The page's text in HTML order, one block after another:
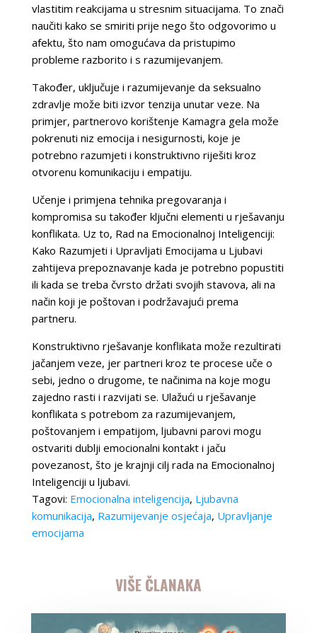
vlastitim reakcijama u stresnim situacijama. To znači
naučiti kako se smiriti prije nego što odgovorimo u
afektu, što nam omogućava da pristupimo
probleme razborito i s razumijevanjem.
Također, uključuje i razumijevanje da seksualno
zdravlje može biti izvor tenzija unutar veze. Na
primjer, partnerovo korištenje Kamagra gela može
pokrenuti niz emocija i nesigurnosti, koje je
potrebno razumjeti i konstruktivno riješiti kroz
otvorenu komunikaciju i empatiju.
Učenje i primjena tehnika pregovaranja i
kompromisa su također ključni elementi u rješavanju
konflikata. Uz to, Rad na Emocionalnoj Inteligenciji:
Kako Razumjeti i Upravljati Emocijama u Ljubavi
zahtijeva prepoznavanje kada je potrebno popustiti
ili kada se treba čvrsto držati svojih stavova, ali na
način koji je poštovan i podržavajući prema
partneru.
Konstruktivno rješavanje konflikata može rezultirati
jačanjem veze, jer partneri kroz te procese uče o
sebi, jedno o drugome, te načinima na koje mogu
zajedno rasti i razvijati se. Ulažući u rješavanje
konflikata s potrebom za razumijevanjem,
poštovanjem i empatijom, ljubavni parovi mogu
ostvariti dublji emocionalni kontakt i jaču
povezanost, što je krajnji cilj rada na Emocionalnoj
Inteligenciji u ljubavi.
Tagovi: Emocionalna inteligencija, Ljubavna
komunikacija, Razumijevanje osjećaja, Upravljanje
emocijama
VIŠE ČLANAKA